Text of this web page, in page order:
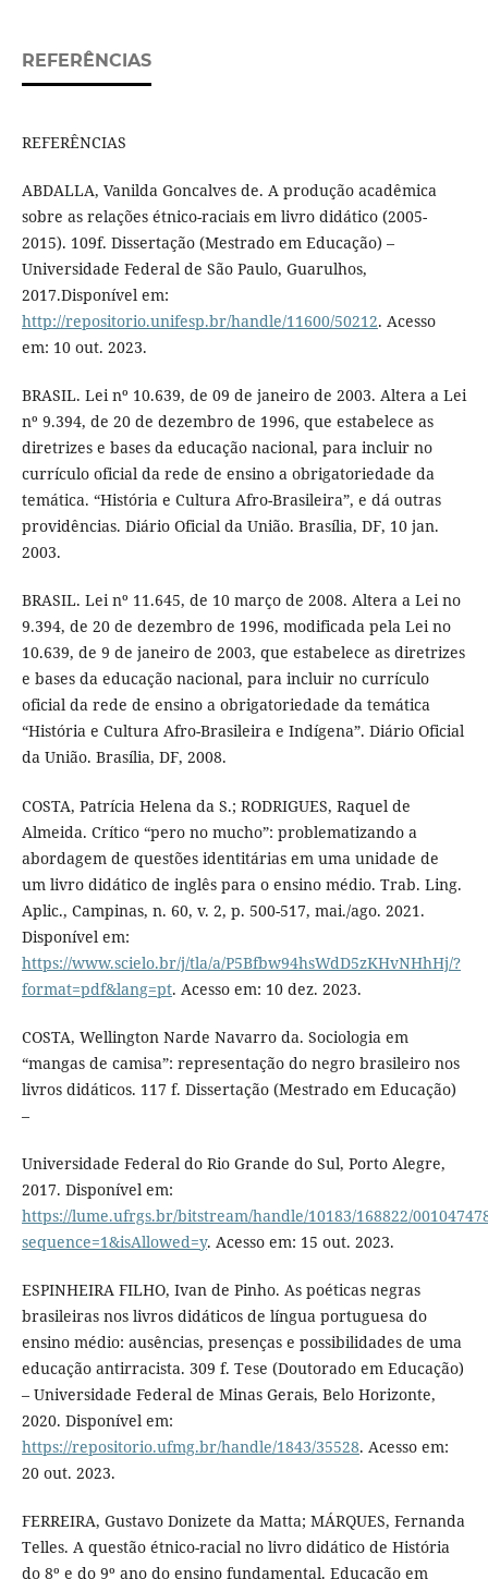
REFERÊNCIAS
REFERÊNCIAS
ABDALLA, Vanilda Goncalves de. A produção acadêmica
sobre as relações étnico-raciais em livro didático (2005-
2015). 109f. Dissertação (Mestrado em Educação) –
Universidade Federal de São Paulo, Guarulhos,
2017.Disponível em:
http://repositorio.unifesp.br/handle/11600/50212. Acesso
em: 10 out. 2023.
BRASIL. Lei nº 10.639, de 09 de janeiro de 2003. Altera a Lei
nº 9.394, de 20 de dezembro de 1996, que estabelece as
diretrizes e bases da educação nacional, para incluir no
currículo oficial da rede de ensino a obrigatoriedade da
temática. “História e Cultura Afro-Brasileira”, e dá outras
providências. Diário Oficial da União. Brasília, DF, 10 jan.
2003.
BRASIL. Lei nº 11.645, de 10 março de 2008. Altera a Lei no
9.394, de 20 de dezembro de 1996, modificada pela Lei no
10.639, de 9 de janeiro de 2003, que estabelece as diretrizes
e bases da educação nacional, para incluir no currículo
oficial da rede de ensino a obrigatoriedade da temática
“História e Cultura Afro-Brasileira e Indígena”. Diário Oficial
da União. Brasília, DF, 2008.
COSTA, Patrícia Helena da S.; RODRIGUES, Raquel de
Almeida. Crítico “pero no mucho”: problematizando a
abordagem de questões identitárias em uma unidade de
um livro didático de inglês para o ensino médio. Trab. Ling.
Aplic., Campinas, n. 60, v. 2, p. 500-517, mai./ago. 2021.
Disponível em:
https://www.scielo.br/j/tla/a/P5Bfbw94hsWdD5zKHvNHhHj/?
format=pdf&lang=pt. Acesso em: 10 dez. 2023.
COSTA, Wellington Narde Navarro da. Sociologia em
“mangas de camisa”: representação do negro brasileiro nos
livros didáticos. 117 f. Dissertação (Mestrado em Educação)
–
Universidade Federal do Rio Grande do Sul, Porto Alegre,
2017. Disponível em:
https://lume.ufrgs.br/bitstream/handle/10183/168822/
sequence=1&isAllowed=y. Acesso em: 15 out. 2023.
ESPINHEIRA FILHO, Ivan de Pinho. As poéticas negras
brasileiras nos livros didáticos de língua portuguesa do
ensino médio: ausências, presenças e possibilidades de uma
educação antirracista. 309 f. Tese (Doutorado em Educação)
– Universidade Federal de Minas Gerais, Belo Horizonte,
2020. Disponível em:
https://repositorio.ufmg.br/handle/1843/35528. Acesso em:
20 out. 2023.
FERREIRA, Gustavo Donizete da Matta; MÁRQUES, Fernanda
Telles. A questão étnico-racial no livro didático de História
do 8º e do 9º ano do ensino fundamental. Educação em